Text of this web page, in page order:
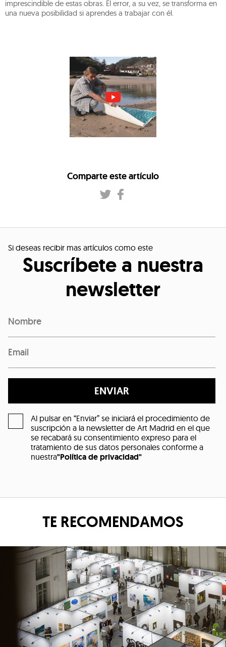
imprescindible de estas obras. El error, a su vez, se transforma en
una nueva posibilidad si aprendes a trabajar con él.
Comparte este artículo
Si deseas recibir mas artículos como este
Suscríbete a nuestra
newsletter
ENVIAR
Al pulsar en “Enviar” se iniciará el procedimiento de
suscripción a la newsletter de Art Madrid en el que
se recabará su consentimiento expreso para el
tratamiento de sus datos personales conforme a
nuestra"Política de privacidad"
TE RECOMENDAMOS